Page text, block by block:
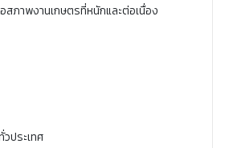
สภาพงานเกษตรที่หนักและต่อเนื่อง
ประเทศ